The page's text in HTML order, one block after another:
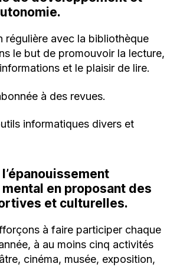
régulière avec la bibliothèque
le but de promouvoir la lecture,
et le plaisir de lire.
à des revues.
informatiques divers et
en proposant des
et culturelles.
à faire participer chaque
à au moins cinq activités
cinéma, musée, exposition,